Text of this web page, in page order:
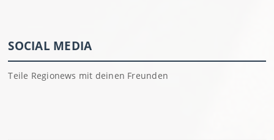
SOCIAL MEDIA
Teile Regionews mit deinen Freunden